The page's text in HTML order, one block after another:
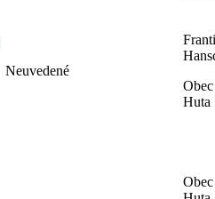
Neuvedené
Huta